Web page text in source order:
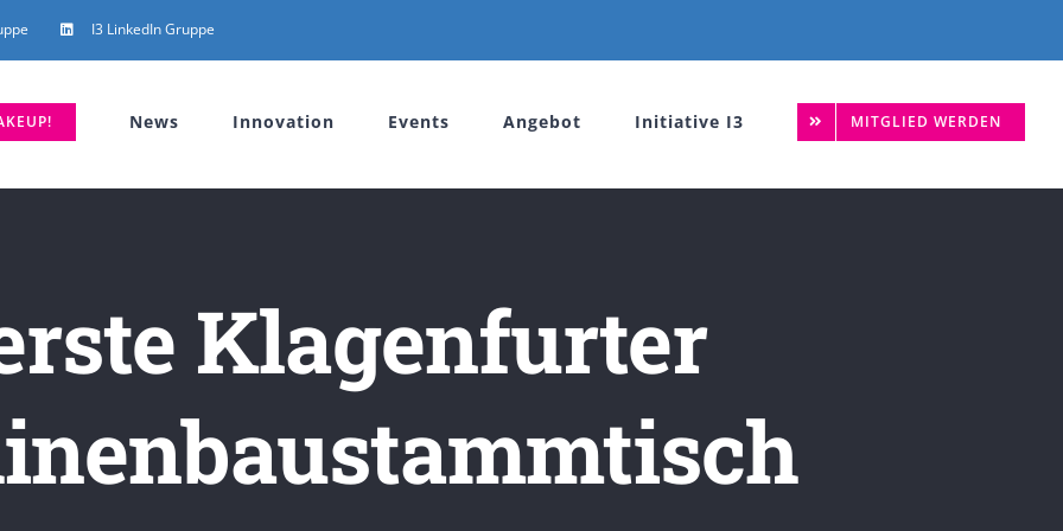
I3 LinkedIn Gruppe
News Innovation Events Angebot Initiative I3 MITGLIED WERDEN
Klagenfurter